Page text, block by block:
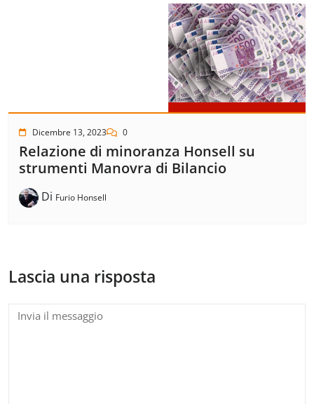
Dicembre 13, 2023 0
Relazione di minoranza Honsell su
strumenti Manovra di Bilancio
Di Furio Honsell
Lascia una risposta